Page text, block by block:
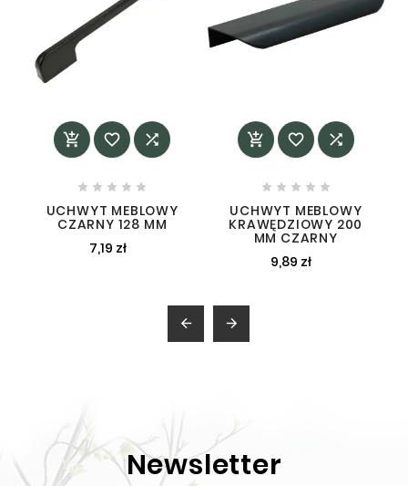
  
    
UCHWYT MEBLOWY
CZARNY 128 MM
7,19 zł
  
    
UCHWYT MEBLOWY
KRAWĘDZIOWY 200
MM CZARNY
9,89 zł
 
Newsletter